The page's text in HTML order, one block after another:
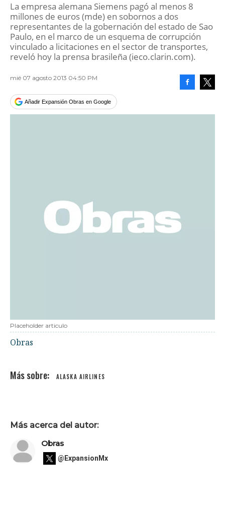
La empresa alemana Siemens pagó al menos 8
millones de euros (mde) en sobornos a dos
representantes de la gobernación del estado de Sao
Paulo, en el marco de un esquema de corrupción
vinculado a licitaciones en el sector de transportes,
reveló hoy la prensa brasileña (ieco.clarin.com).
mié 07 agosto 2013 04:50 PM
Añadir Expansión Obras en Google
Placeholder articulo
Obras
ALASKA AIRLINES
Más acerca del autor:
Obras
@ExpansionMx